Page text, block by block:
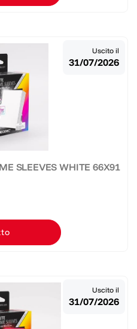
SLEEVES WHITE 66X91
Uscito il
31/07/2026
Uscito il
31/07/2026